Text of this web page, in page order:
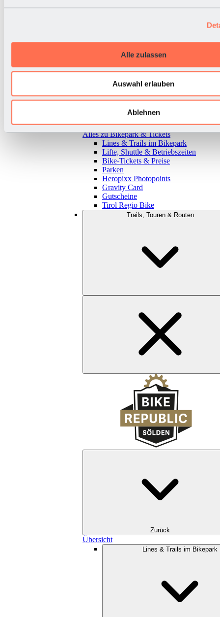
Alle zulassen
Auswahl erlauben
Ablehnen
Zurück
Alles zu Bikepark & Tickets
Lines & Trails im Bikepark
Lifte, Shuttle & Betriebszeiten
Bike-Tickets & Preise
Parken
Heropixx Photopoints
Gravity Card
Gutscheine
Tirol Regio Bike
Trails, Touren & Routen
Zurück
Übersicht
Lines & Trails im Bikepark